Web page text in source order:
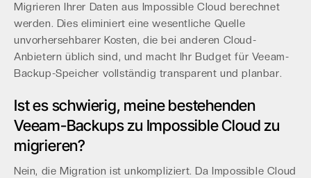
Migrieren Ihrer Daten aus Impossible Cloud berechnet
werden. Dies eliminiert eine wesentliche Quelle
unvorhersehbarer Kosten, die bei anderen Cloud-
Anbietern üblich sind, und macht Ihr Budget für Veeam-
Backup-Speicher vollständig transparent und planbar.
Ist es schwierig, meine bestehenden
Veeam-Backups zu Impossible Cloud zu
migrieren?
Nein, die Migration ist unkompliziert. Da Impossible Cloud